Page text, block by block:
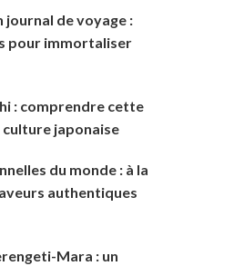
journal de voyage :
pour immortaliser
: comprendre cette
culture japonaise
du monde : à la
authentiques
Mara : un